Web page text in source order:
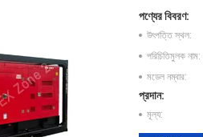
পণ্যের বিবরণ:
উৎপত্তি স্থল:
পরিচিতিমুলক নাম:
মডেল নম্বার:
প্রদান:
মূল্য: